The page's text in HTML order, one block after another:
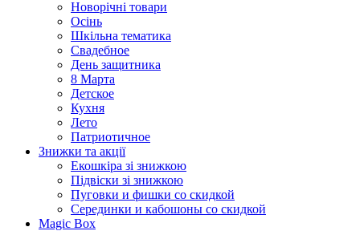
Новорічні товари
Осінь
Шкільна тематика
Свадебное
День защитника
8 Марта
Детское
Кухня
Лето
Патриотичное
Знижки та акції
Екошкіра зі знижкою
Підвіски зі знижкою
Пуговки и фишки со скидкой
Серединки и кабошоны со скидкой
Magic Box